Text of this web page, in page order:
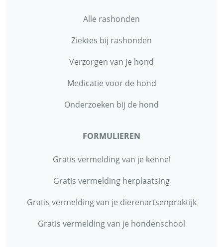
Alle rashonden
Ziektes bij rashonden
Verzorgen van je hond
Medicatie voor de hond
Onderzoeken bij de hond
FORMULIEREN
Gratis vermelding van je kennel
Gratis vermelding herplaatsing
Gratis vermelding van je dierenartsenpraktijk
Gratis vermelding van je hondenschool